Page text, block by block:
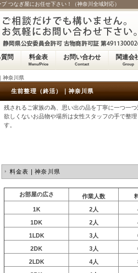
つなぎ屋にお任せ下さい！（神奈川全域対応）
問 料金表
Menu/Price
お問い合わせ
Contact
関連会
Group
神奈川県
生前整理（終活）｜神奈川県
残されるご家族の為、思い出の品を丁寧に一つ一
欲しくないお品物や場所は女性スタッフの手で整
す。
料金表 | 神奈川県
お部屋の広さ 作業人数
1K
2人
1DK
2人
1LDK
3人
2DK
3人
2LDK
4人